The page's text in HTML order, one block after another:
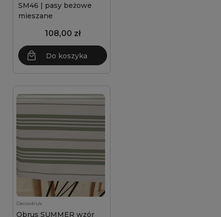
SM46 | pasy beżowe
mieszane
108,00 zł
Do koszyka
Decordruk
Obrus SUMMER wzór